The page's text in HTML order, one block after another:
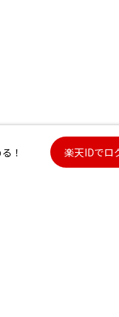
！ 楽天IDでロ